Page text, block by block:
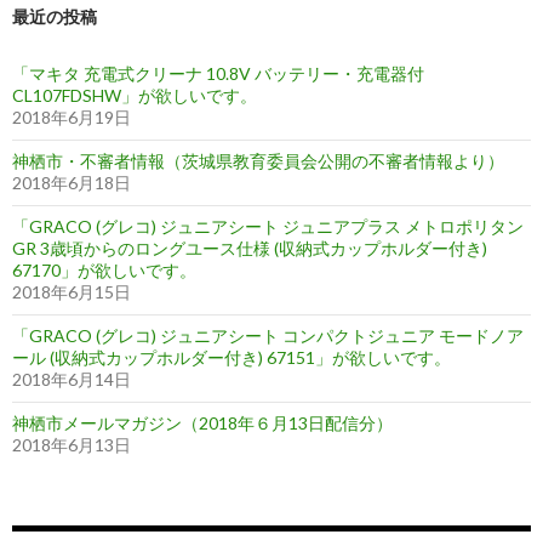
最近の投稿
「マキタ 充電式クリーナ 10.8V バッテリー・充電器付
CL107FDSHW」が欲しいです。
2018年6月19日
神栖市・不審者情報（茨城県教育委員会公開の不審者情報より）
2018年6月18日
「GRACO (グレコ) ジュニアシート ジュニアプラス メトロポリタン
GR 3歳頃からのロングユース仕様 (収納式カップホルダー付き)
67170」が欲しいです。
2018年6月15日
「GRACO (グレコ) ジュニアシート コンパクトジュニア モードノア
ール (収納式カップホルダー付き) 67151」が欲しいです。
2018年6月14日
神栖市メールマガジン（2018年６月13日配信分）
2018年6月13日